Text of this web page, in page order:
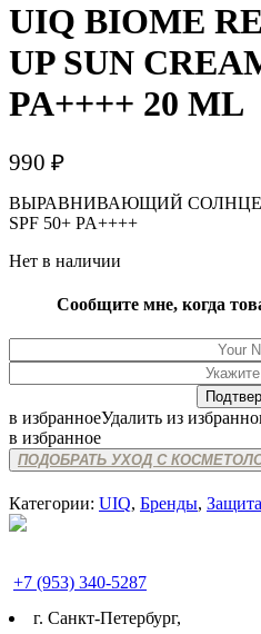
UIQ BIOME
UP SUN
PA++++ 20 ML
990 ₽
ВЫРАВНИВАЮЩИЙ
SPF 50+ PA++++
Нет в наличии
Сообщите мне, когда
в избранноеУдалить из
в избранное
ПОДОБРАТЬ УХОД С
Категории: UIQ, Бренды,
+7 (953) 340-5287
г. Cанкт-Петербург,